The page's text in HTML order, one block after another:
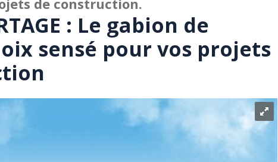
: Le gabion de
sensé pour vos projets